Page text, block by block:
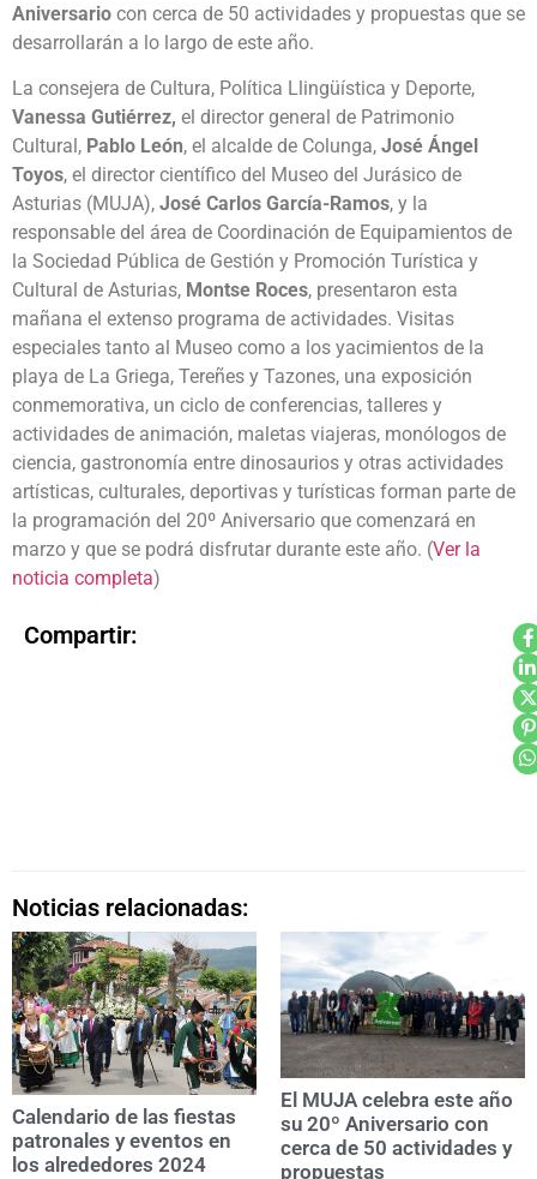
Aniversario con cerca de 50 actividades y propuestas que se
desarrollarán a lo largo de este año.
La consejera de Cultura, Política Llingüística y Deporte,
Vanessa Gutiérrez, el director general de Patrimonio
Cultural, Pablo León, el alcalde de Colunga, José Ángel
Toyos, el director científico del Museo del Jurásico de
Asturias (MUJA), José Carlos García-Ramos, y la
responsable del área de Coordinación de Equipamientos de
la Sociedad Pública de Gestión y Promoción Turística y
Cultural de Asturias, Montse Roces, presentaron esta
mañana el extenso programa de actividades. Visitas
especiales tanto al Museo como a los yacimientos de la
playa de La Griega, Tereñes y Tazones, una exposición
conmemorativa, un ciclo de conferencias, talleres y
actividades de animación, maletas viajeras, monólogos de
ciencia, gastronomía entre dinosaurios y otras actividades
artísticas, culturales, deportivas y turísticas forman parte de
la programación del 20º Aniversario que comenzará en
marzo y que se podrá disfrutar durante este año. (Ver la
noticia completa)
Compartir:
Noticias relacionadas:
Calendario de las fiestas
patronales y eventos en
los alrededores 2024
El MUJA celebra este año
su 20º Aniversario con
cerca de 50 actividades y
propuestas